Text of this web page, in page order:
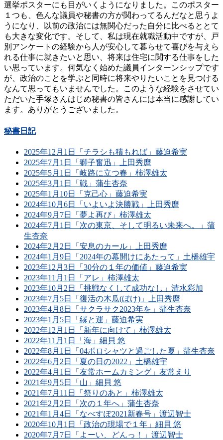
選挙ポスターにも目がいくようになりました。このポスター
１つも、色んな議員や秘書の方が関わってるんだなと思うよ
うになり、以前の政治には無関心だった自分に比べるととて
も大きな変化です。そして、私は現在就職活動中ですが、戸
別アンケートの経験から人が安心して暮らせて喜びを与えら
れる仕事に就きたいと思い、将来は住宅に関する仕事をした
い思っています。何気なく始めた議員インターンシップです
が、政治のことを学ぶと同時に将来やりたいことを見つける
なんて思ってもいませんでした。このような経験をさせてい
ただいた手塚さんはじめ秘書の皆さんには本当に感謝してい
ます。ありがとうございました。
秘書日記
2025年12月1日「チラシも積もれば」藤迫希実
2025年7月1日「獅子奮迅」上田秀麿
2025年5月1日「岐路に立つ春」柿澤雄太
2025年3月1日「戦」蒲生杏奈
2025年1月10日「克己心」藤迫希実
2024年10月6日「いよいよ決勝戦」上田秀麿
2024年9月7日「夢よ再び」柿澤雄太
2024年7月1日「次の東京、そして明るい未来へ。」蒲
生杏奈
2024年2月2日「安息のカール」上田秀麿
2024年1月9日「2024年の幕開けにあたって」土橋雄宇
2023年12月3日「30分の１年の価値」藤迫希実
2023年11月1日「アレ」柿澤雄太
2023年10月2日「挑戦なくして成功なし」清水彩加
2023年7月5日「復活の木瓜(ぼけ)」上田秀麿
2023年4月8日「サクラサク2023年を」蒲生杏奈
2023年1月5日「縁と運」藤迫希実
2022年12月1日「新年に向けて」柿澤雄太
2022年11月1日「海」細貝 悠
2022年8月1日「04ポロシャツと過ごした夏」蒲生杏奈
2022年6月2日「夏の日の2022」土橋雄宇
2022年4月1日「友常ホームカミング」友常えり
2021年9月5日「山」細貝 悠
2021年7月11日「祭りのあと」柿澤雄太
2021年2月2日「次の１年へ」蒲生杏奈
2021年1月4日「なべすぽ2021新春号」渡辺智士
2020年10月1日「政治の現場で１年」細貝 悠
2020年7月7日「よーい、どんっ！」渡辺智士